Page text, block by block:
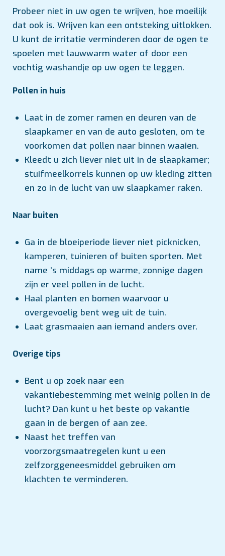
Probeer niet in uw ogen te wrijven, hoe moeilijk
dat ook is. Wrijven kan een ontsteking uitlokken.
U kunt de irritatie verminderen door de ogen te
spoelen met lauwwarm water of door een
vochtig washandje op uw ogen te leggen.
Pollen in huis
Laat in de zomer ramen en deuren van de
slaapkamer en van de auto gesloten, om te
voorkomen dat pollen naar binnen waaien.
Kleedt u zich liever niet uit in de slaapkamer;
stuifmeelkorrels kunnen op uw kleding zitten
en zo in de lucht van uw slaapkamer raken.
Naar buiten
Ga in de bloeiperiode liever niet picknicken,
kamperen, tuinieren of buiten sporten. Met
name ’s middags op warme, zonnige dagen
zijn er veel pollen in de lucht.
Haal planten en bomen waarvoor u
overgevoelig bent weg uit de tuin.
Laat grasmaaien aan iemand anders over.
Overige tips
Bent u op zoek naar een
vakantiebestemming met weinig pollen in de
lucht? Dan kunt u het beste op vakantie
gaan in de bergen of aan zee.
Naast het treffen van
voorzorgsmaatregelen kunt u een
zelfzorggeneesmiddel gebruiken om
klachten te verminderen.